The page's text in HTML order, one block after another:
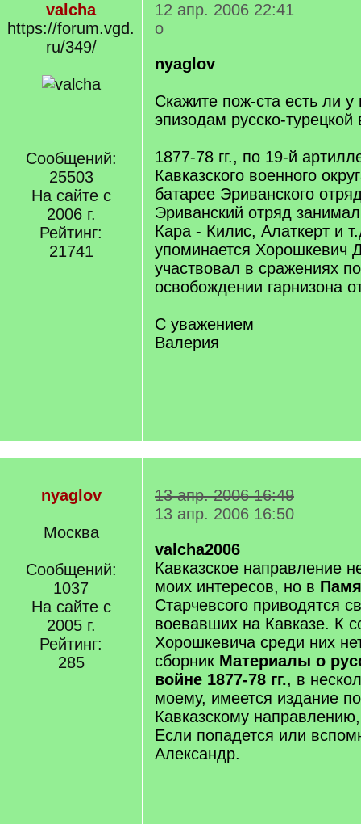
valcha
https://forum.vgd.
ru/349/
Сообщений:
25503
На сайте с
2006 г.
Рейтинг:
21741
12 апр. 2006 22:41
о
nyaglov
Скажите пож-ста есть ли у
эпизодам русско-
1877-78 гг., по 19-й
Кавказского военного
батарее Эриванского
Эриванский отряд
Кара - Килис, Алаткерт и
упоминается Хорошкевич
участвовал в сражениях
освобождении гарнизона
С уважением
Валерия
nyaglov
Москва
Сообщений:
1037
На сайте с
2005 г.
Рейтинг:
285
13 апр. 2006 16:49
13 апр. 2006 16:50
valcha2006
Кавказское направление
моих интересов, но в
Старчевсого приводятся
воевавших на Кавказе. К
Хорошкевича среди них
сборник Материалы о
войне 1877-78 гг., в
моему, имеется издание
Кавказскому
Если попадется или
Александр.